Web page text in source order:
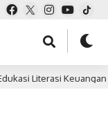
Literasi